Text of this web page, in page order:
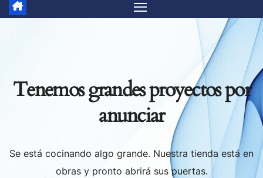
Tenemos grandes proyectos por
anunciar
Se está cocinando algo grande. Nuestra tienda está en
obras y pronto abrirá sus puertas.